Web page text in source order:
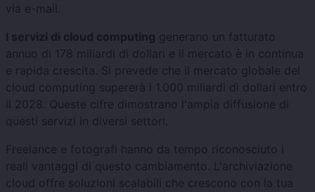
via e-mail.
I servizi di cloud computing generano un fatturato
annuo di 178 miliardi di dollari e il mercato è in continua
e rapida crescita. Si prevede che il mercato globale del
cloud computing supererà i 1.000 miliardi di dollari entro
il 2028. Queste cifre dimostrano l'ampia diffusione di
questi servizi in diversi settori.
Freelance e fotografi hanno da tempo riconosciuto i
reali vantaggi di questo cambiamento. L'archiviazione
cloud offre soluzioni scalabili che crescono con la tua